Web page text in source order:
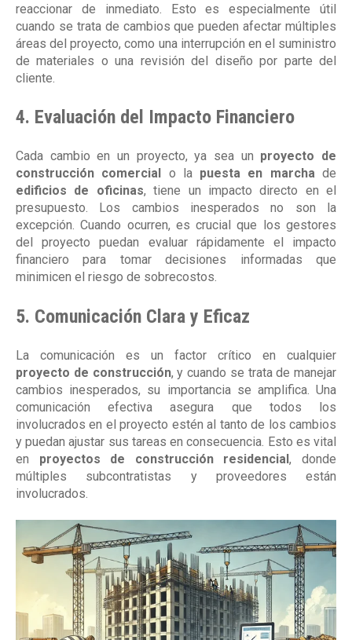
reaccionar de inmediato. Esto es especialmente útil
cuando se trata de cambios que pueden afectar múltiples
áreas del proyecto, como una interrupción en el suministro
de materiales o una revisión del diseño por parte del
cliente.
4. Evaluación del Impacto Financiero
Cada cambio en un proyecto, ya sea un proyecto de
construcción comercial
o la puesta en marchade
edificios de oficinas, tiene un impacto directo en el
presupuesto. Los cambios inesperados no son la
excepción. Cuando ocurren, es crucial que los gestores
del proyecto puedan evaluar rápidamente el impacto
financiero para tomar decisiones informadas que
minimicen el riesgo de sobrecostos.
5. Comunicación Clara y Eficaz
La comunicación es un factor crítico en cualquier
proyecto de construcción, y cuando se trata de manejar
cambios inesperados, su importancia se amplifica. Una
comunicación efectiva asegura que todos los
involucrados en el proyecto estén al tanto de los cambios
y puedan ajustar sus tareas en consecuencia. Esto es vital
en proyectos de construcción residencial, donde
múltiples subcontratistas y proveedores están
involucrados.